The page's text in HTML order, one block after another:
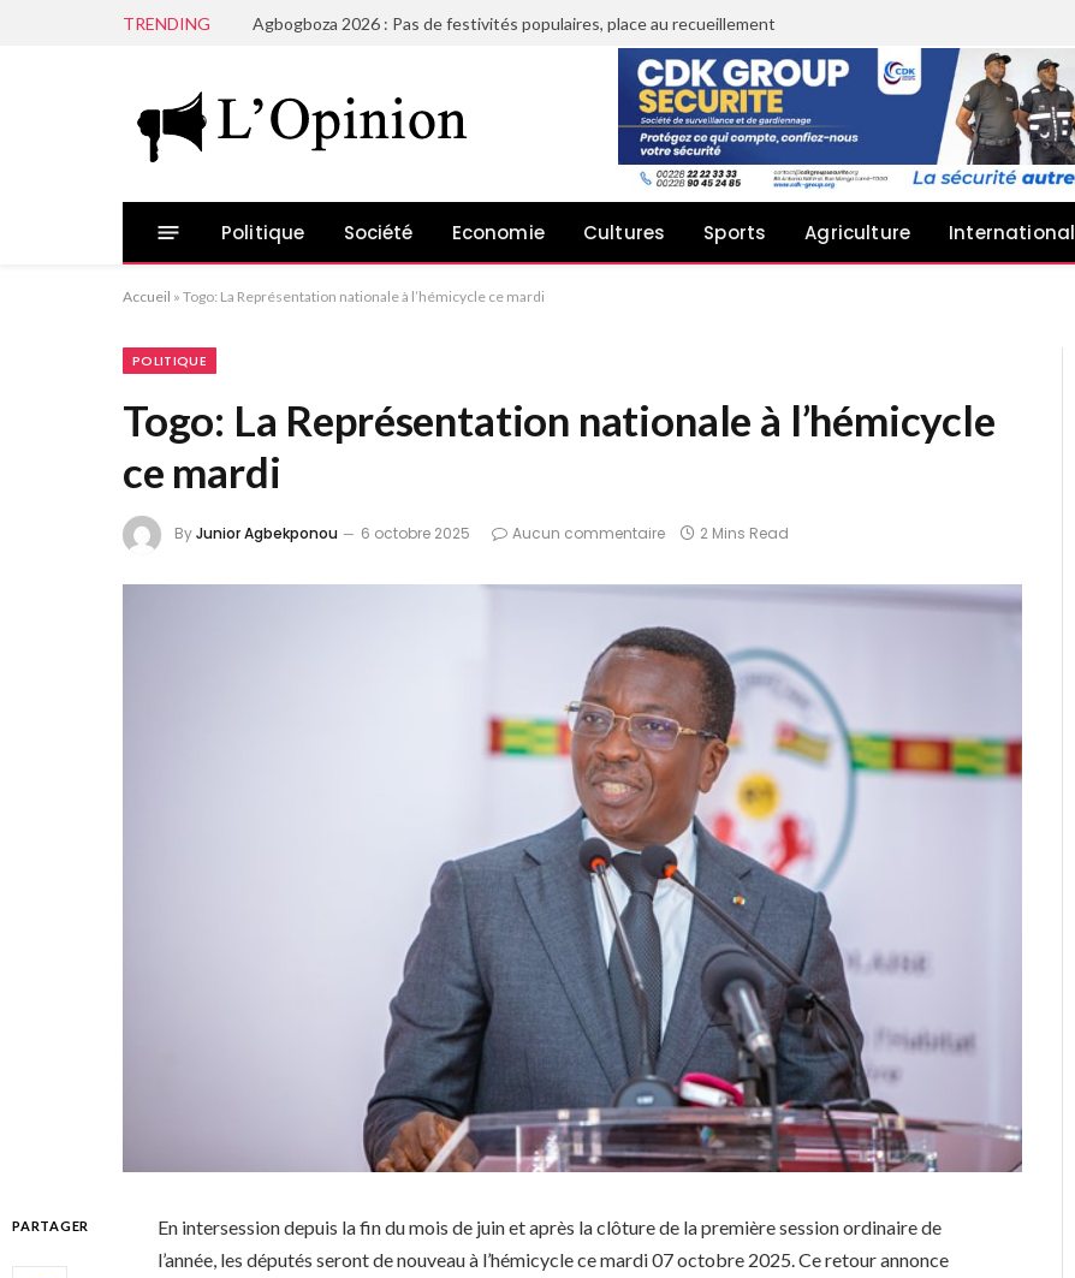
TRENDING Agbogboza 2026 : Pas de festivités populaires, place au recueillement
Politique Société Economie Cultures Sports Agriculture International
Accueil » Togo: La Représentation nationale à l’hémicycle ce mardi
POLITIQUE
Togo: La Représentation nationale à l’hémicycle
ce mardi
ByJunior Agbekponou 6 octobre 2025 Aucun commentaire 2 Mins Read
PARTAGER
En intersession depuis la fin du mois de juin et après la clôture de la première session ordinaire de
l’année, les députés seront de nouveau à l’hémicycle ce mardi 07 octobre 2025. Ce retour annonce